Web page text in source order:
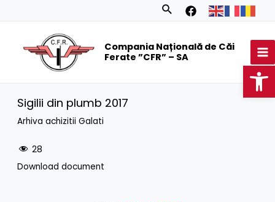
Search
Compania Națională de Căi
Ferate ”CFR” – SA
Sigilii din plumb 2017
Arhiva achizitii Galati
28
Download document